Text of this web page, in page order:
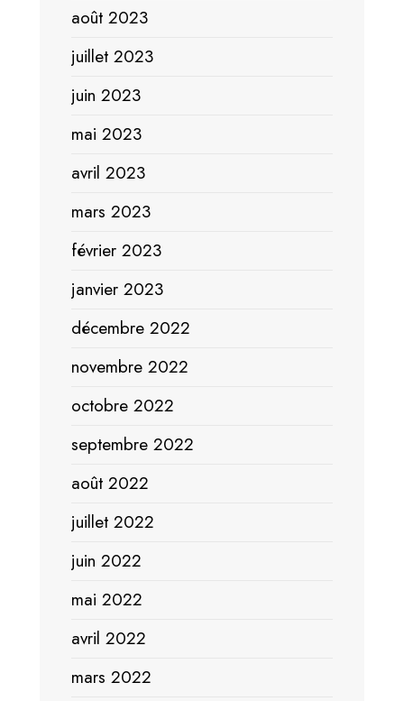
août 2023
juillet 2023
juin 2023
mai 2023
avril 2023
mars 2023
février 2023
janvier 2023
décembre 2022
novembre 2022
octobre 2022
septembre 2022
août 2022
juillet 2022
juin 2022
mai 2022
avril 2022
mars 2022